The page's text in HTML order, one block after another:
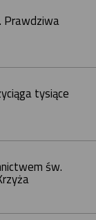
Prawdziwa
tysiące
św.